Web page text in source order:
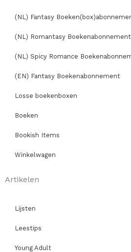
(NL) Fantasy
(NL) Romantasy Boekenabonnement
(NL) Spicy Romance
(EN) Fantasy Boekenabonnement
Losse boekenboxen
Boeken
Bookish Items
Winkelwagen
Artikelen
Lijsten
Leestips
Young Adult